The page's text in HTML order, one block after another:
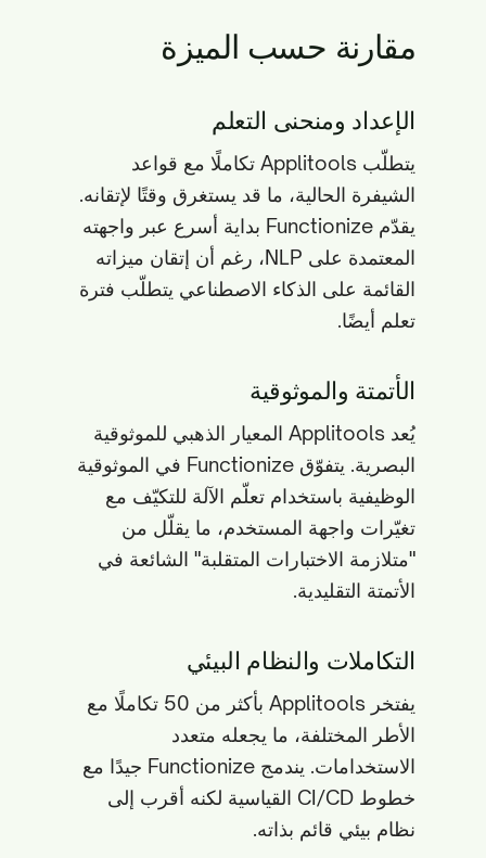
مقارنة حسب الميزة
الإعداد ومنحنى التعلم
يتطلّب Applitools تكاملًا مع قواعد
الشيفرة الحالية، ما قد يستغرق وقتًا لإتقانه.
يقدّم Functionize بداية أسرع عبر واجهته
المعتمدة على NLP، رغم أن إتقان ميزاته
القائمة على الذكاء الاصطناعي يتطلّب فترة
تعلم أيضًا.
الأتمتة والموثوقية
يُعد Applitools المعيار الذهبي للموثوقية
البصرية. يتفوّق Functionize في الموثوقية
الوظيفية باستخدام تعلّم الآلة للتكيّف مع
تغيّرات واجهة المستخدم، ما يقلّل من
"متلازمة الاختبارات المتقلبة" الشائعة في
الأتمتة التقليدية.
التكاملات والنظام البيئي
يفتخر Applitools بأكثر من 50 تكاملًا مع
الأطر المختلفة، ما يجعله متعدد
الاستخدامات. يندمج Functionize جيدًا مع
خطوط CI/CD القياسية لكنه أقرب إلى
نظام بيئي قائم بذاته.